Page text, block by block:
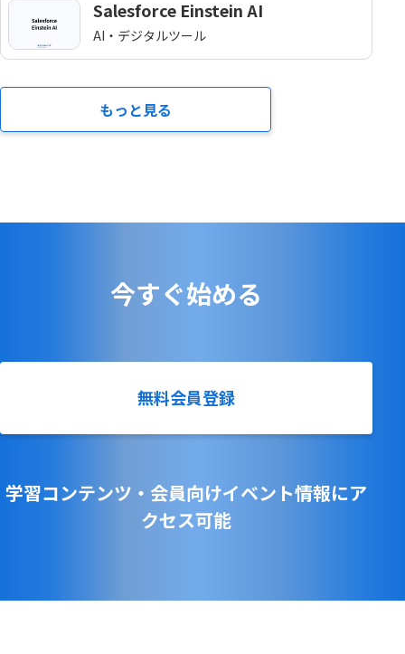
Salesforce Einstein AI
AI・デジタルツール
もっと見る
今すぐ始める
無料会員登録
学習コンテンツ・会員向けイベント情報にア
クセス可能